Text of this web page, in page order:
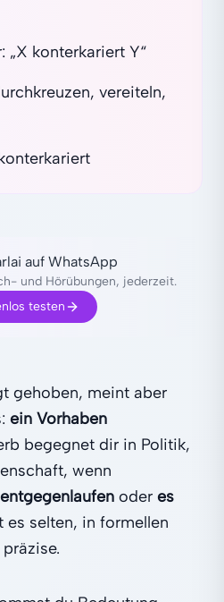
„X konterkariert Y“
vereiteln,
auf WhatsApp
und Hörübungen, jederzeit.
testen
gehoben, meint aber
ein Vorhaben
begegnet dir in Politik,
wenn
entgegenlaufen oder es
es selten, in formellen